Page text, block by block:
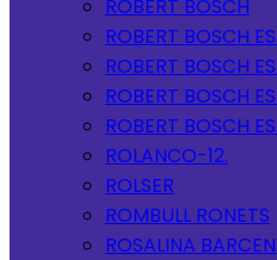
ROBERT BOSCH
ROBERT BOSCH
ROBERT BOSCH
ROBERT BOSCH
ROBERT BOSCH
ROLANCO-12.
ROLSER
ROMBULL RONETS
ROSALINA